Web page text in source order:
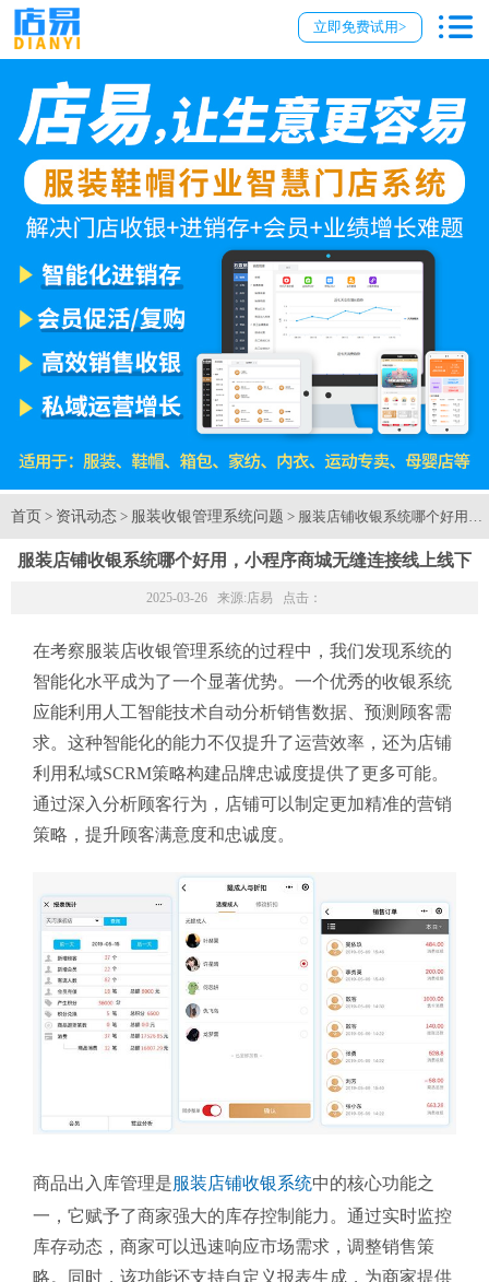
立即免费试用>
首页 > 资讯动态 > 服装收银管理系统问题 > 服装店铺收银系统哪个好用
服装店铺收银系统哪个好用，小程序商城无缝连接线上线下
2025-03-26 来源:店易 点击：
在考察服装店收银管理系统的过程中，我们发现系统的
智能化水平成为了一个显著优势。一个优秀的收银系统
应能利用人工智能技术自动分析销售数据、预测顾客需
求。这种智能化的能力不仅提升了运营效率，还为店铺
利用私域SCRM策略构建品牌忠诚度提供了更多可能。
通过深入分析顾客行为，店铺可以制定更加精准的营销
策略，提升顾客满意度和忠诚度。
商品出入库管理是服装店铺收银系统中的核心功能之
一，它赋予了商家强大的库存控制能力。通过实时监控
库存动态，商家可以迅速响应市场需求，调整销售策
略。同时，该功能还支持自定义报表生成，为商家提供